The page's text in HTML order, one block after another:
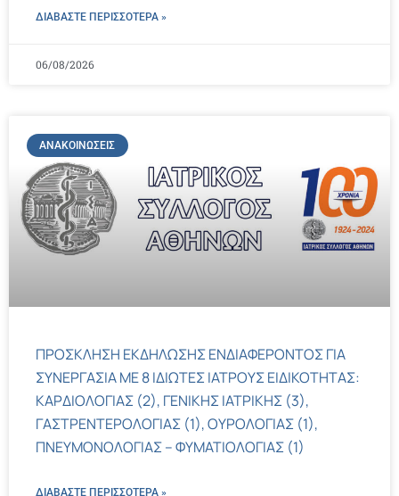
ΔΙΑΒΑΣΤΕ ΠΕΡΙΣΣΌΤΕΡΑ »
06/08/2026
ΑΝΑΚΟΙΝΏΣΕΙΣ
ΠΡΟΣΚΛΗΣΗ ΕΚΔΗΛΩΣΗΣ ΕΝΔΙΑΦΕΡΟΝΤΟΣ ΓΙΑ
ΣΥΝΕΡΓΑΣΙΑ ΜΕ 8 ΙΔΙΩΤΕΣ ΙΑΤΡΟΥΣ ΕΙΔΙΚΟΤΗΤΑΣ:
ΚΑΡΔΙΟΛΟΓΙΑΣ (2), ΓΕΝΙΚΗΣ ΙΑΤΡΙΚΗΣ (3),
ΓΑΣΤΡΕΝΤΕΡΟΛΟΓΙΑΣ (1), ΟΥΡΟΛΟΓΙΑΣ (1),
ΠΝΕΥΜΟΝΟΛΟΓΙΑΣ – ΦΥΜΑΤΙΟΛΟΓΙΑΣ (1)
ΔΙΑΒΑΣΤΕ ΠΕΡΙΣΣΌΤΕΡΑ »